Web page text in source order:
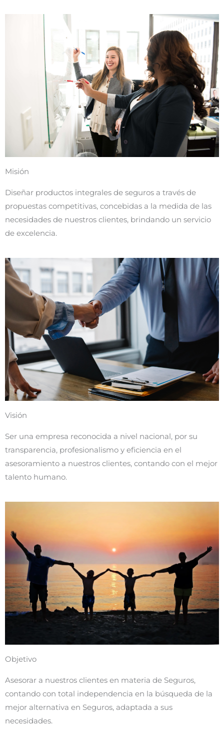
Misión
Diseñar productos integrales de seguros a través de
propuestas competitivas, concebidas a la medida de las
necesidades de nuestros clientes, brindando un servicio
de excelencia.
Visión
Ser una empresa reconocida a nivel nacional, por su
transparencia, profesionalismo y eficiencia en el
asesoramiento a nuestros clientes, contando con el mejor
talento humano.
Objetivo
Asesorar a nuestros clientes en materia de Seguros,
contando con total independencia en la búsqueda de la
mejor alternativa en Seguros, adaptada a sus
necesidades.